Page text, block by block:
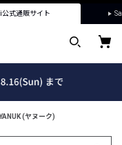
公式通販サイト
(ヤヌーク)